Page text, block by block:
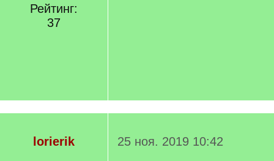
Рейтинг:
37
lorierik
25 ноя. 2019 10:42